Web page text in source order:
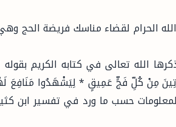
الحرام لقضاء مناسك فريضة الحج
الله تعالى في كتابه الكريم
مِنْ كُلِّ فَجٍّ عَمِيقٍ * لِيَشْهَدُوا مَنَافِعَ
حسب ما ورد في تفسير ابن